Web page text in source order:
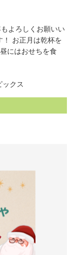
よろしくお願いい
！ お正月は乾杯を
にはおせちを食
ックス